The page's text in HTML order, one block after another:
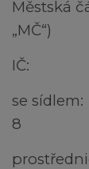
Městská
„MČ“)
IČ:
se
8